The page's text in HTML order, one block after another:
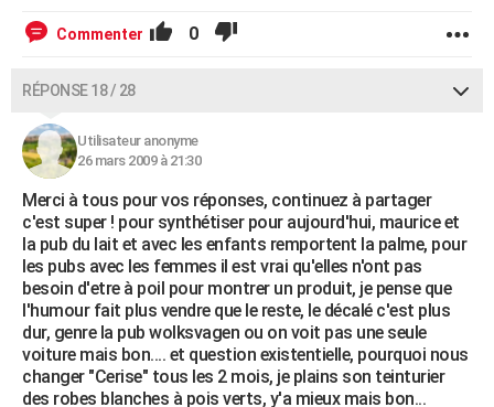
Commenter 0
RÉPONSE 18 / 28
Utilisateur anonyme
26 mars 2009 à 21:30
Merci à tous pour vos réponses, continuez à partager
c'est super ! pour synthétiser pour aujourd'hui, maurice et
la pub du lait et avec les enfants remportent la palme, pour
les pubs avec les femmes il est vrai qu'elles n'ont pas
besoin d'etre à poil pour montrer un produit, je pense que
l'humour fait plus vendre que le reste, le décalé c'est plus
dur, genre la pub wolksvagen ou on voit pas une seule
voiture mais bon.... et question existentielle, pourquoi nous
changer "Cerise" tous les 2 mois, je plains son teinturier
des robes blanches à pois verts, y'a mieux mais bon...